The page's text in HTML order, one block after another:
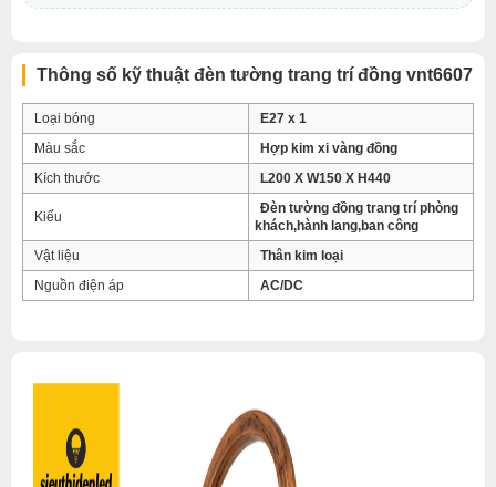
Thông số kỹ thuật đèn tường trang trí đồng vnt6607
Loại bóng
E27 x 1
Màu sắc
Hợp kim xi vàng đồng
Kích thước
L200 X W150 X H440
Kiểu
Đèn tường đồng trang trí phòng
khách,hành lang,ban công
Vật liệu
Thân kim loại
Nguồn điện áp
AC/DC